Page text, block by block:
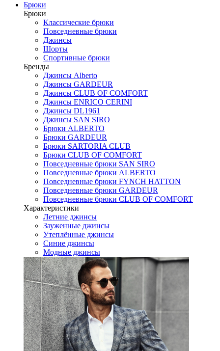
Брюки
Брюки
Классические брюки
Повседневные брюки
Джинсы
Шорты
Спортивные брюки
Бренды
Джинсы Alberto
Джинсы GARDEUR
Джинсы CLUB OF COMFORT
Джинсы ENRICO CERINI
Джинсы DL1961
Джинсы SAN SIRO
Брюки ALBERTO
Брюки GARDEUR
Брюки SARTORIA CLUB
Брюки CLUB OF COMFORT
Повседневные брюки SAN SIRO
Повседневные брюки ALBERTO
Повседневные брюки FYNCH HATTON
Повседневные брюки GARDEUR
Повседневные брюки CLUB OF COMFORT
Характеристики
Летние джинсы
Зауженные джинсы
Утеплённые джинсы
Синие джинсы
Модные джинсы